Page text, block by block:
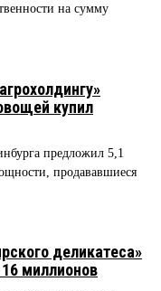
на сумму
купил
предложил 5,1
продававшиеся
деликатеса»
миллионов